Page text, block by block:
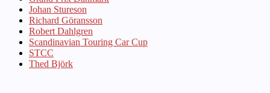
Johan Stureson
Richard Göransson
Robert Dahlgren
Scandinavian Touring Car Cup
STCC
Thed Björk